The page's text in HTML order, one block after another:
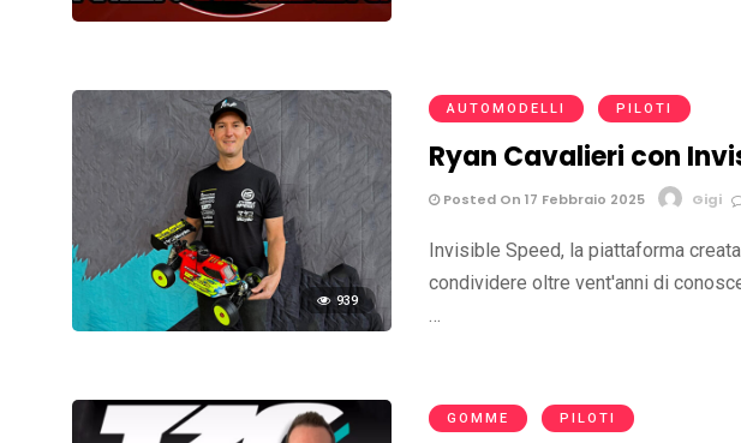
939
AUTOMODELLI PILOTI
Ryan Cavalieri con
Posted On 17 Febbraio 2025 Gigi
Invisible Speed, la piattaforma
condividere oltre vent'anni di
…
GOMME PILOTI